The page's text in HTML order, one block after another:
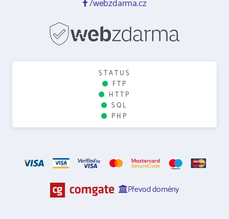
/webzdarma.cz
STATUS
FTP
HTTP
SQL
PHP
Převod domény